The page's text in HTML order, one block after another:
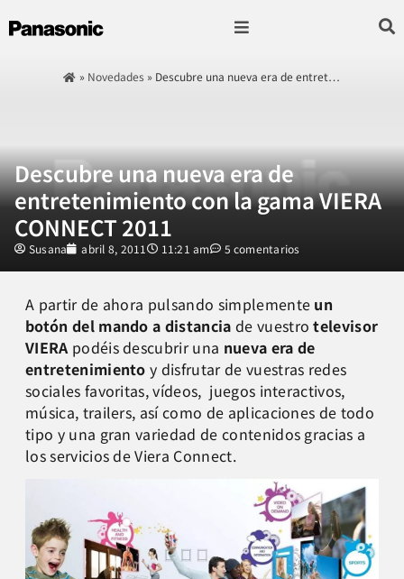
» Novedades » Descubre una nueva era de entret…
Descubre una nueva era de
entretenimiento con la gama VIERA
CONNECT 2011
Susana abril 8, 2011 11:21 am 5 comentarios
A partir de ahora pulsando simplemente un
botón del mando a distancia de vuestro televisor
VIERA podéis descubrir una nueva era de
entretenimiento y disfrutar de vuestras redes
sociales favoritas, vídeos, juegos interactivos,
música, trailers, así como de aplicaciones de todo
tipo y una gran variedad de contenidos gracias a
los servicios de Viera Connect.